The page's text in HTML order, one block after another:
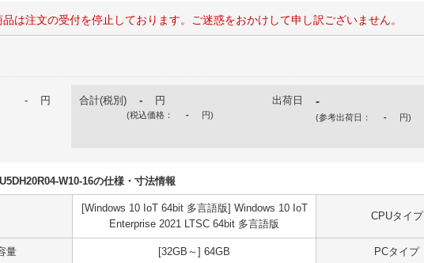
品は注文の受付を停止しております。ご迷惑をおかけして申し訳ございません。
- 円 合計(税別) - 円
(税込価格： - 円)
出荷日 -
(参考出荷日： - 円)
W10-16の仕様・寸法情報
[Windows 10 IoT 64bit 多言語版] Windows 10 IoT
Enterprise 2021 LTSC 64bit 多言語版
CPUタイプ
量 [32GB～] 64GB PCタイプ